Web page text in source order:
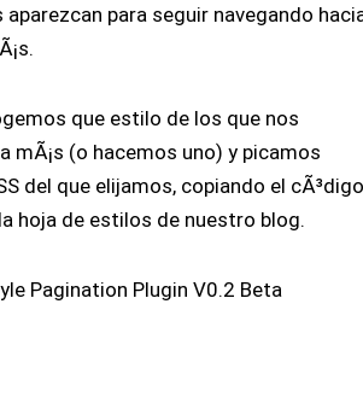
para seguir navegando
que estilo de los que nos
mÃ¡s (o hacemos uno) y picamos
del que elijamos, copiando el cÃ³digo
hoja de estilos de nuestro blog.
Pagination Plugin V0.2 Beta